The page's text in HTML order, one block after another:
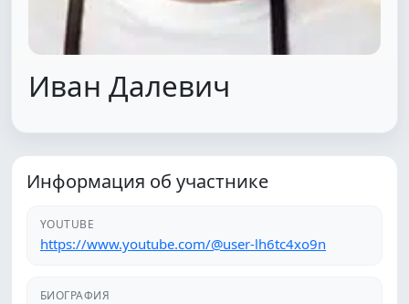
Иван Далевич
Информация об участнике
YOUTUBE
https://www.youtube.com/@user-lh6tc4xo9n
БИОГРАФИЯ